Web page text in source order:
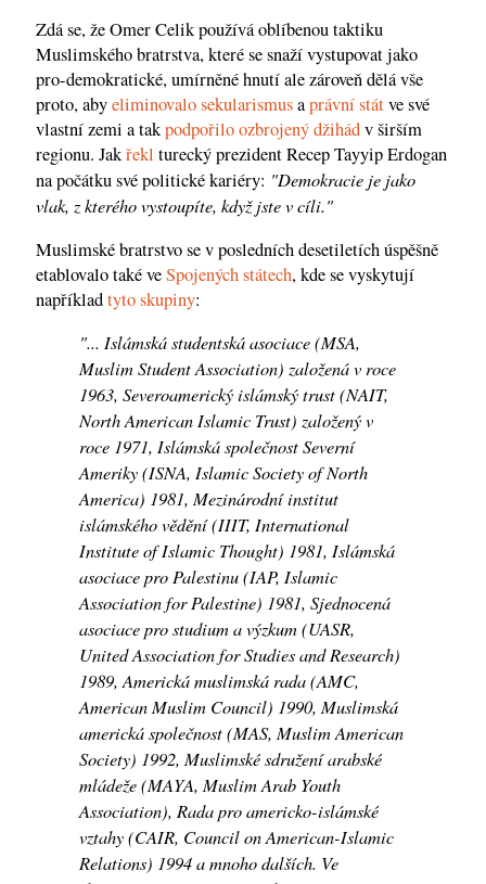
Zdá se, že Omer Celik používá oblíbenou taktiku
Muslimského bratrstva, které se snaží vystupovat jako
pro-demokratické, umírněné hnutí ale zároveň dělá vše
proto, abyeliminovalo sekularismusaprávní státve své
vlastní zemi a takpodpořilo ozbrojený džihádv širším
regionu. Jakřekl turecký prezident Recep Tayyip Erdogan
na počátku své politické kariéry: "Demokracie je jako
vlak, z kterého vystoupíte, když jste v cíli."
Muslimské bratrstvose v posledních desetiletích úspěšně
etablovalo také veSpojených státech, kde se vyskytují
napříkladtyto skupiny:
"... Islámská studentská asociace (MSA,
Muslim Student Association) založená v roce
1963, Severoamerický islámský trust (NAIT,
North American Islamic Trust) založený v
roce 1971, Islámská společnost Severní
Ameriky (ISNA, Islamic Society of North
America) 1981, Mezinárodní institut
islámského vědění (IIIT, International
Institute of Islamic Thought) 1981, Islámská
asociace pro Palestinu (IAP, Islamic
Association for Palestine) 1981, Sjednocená
asociace pro studium a výzkum (UASR,
United Association for Studies and Research)
1989, Americká muslimská rada (AMC,
American Muslim Council) 1990, Muslimská
americká společnost (MAS, Muslim American
Society) 1992, Muslimské sdružení arabské
mládeže (MAYA, Muslim Arab Youth
Association), Rada pro americko-islámské
vztahy (CAIR, Council on American-Islamic
Relations) 1994 a mnoho dalších. Ve